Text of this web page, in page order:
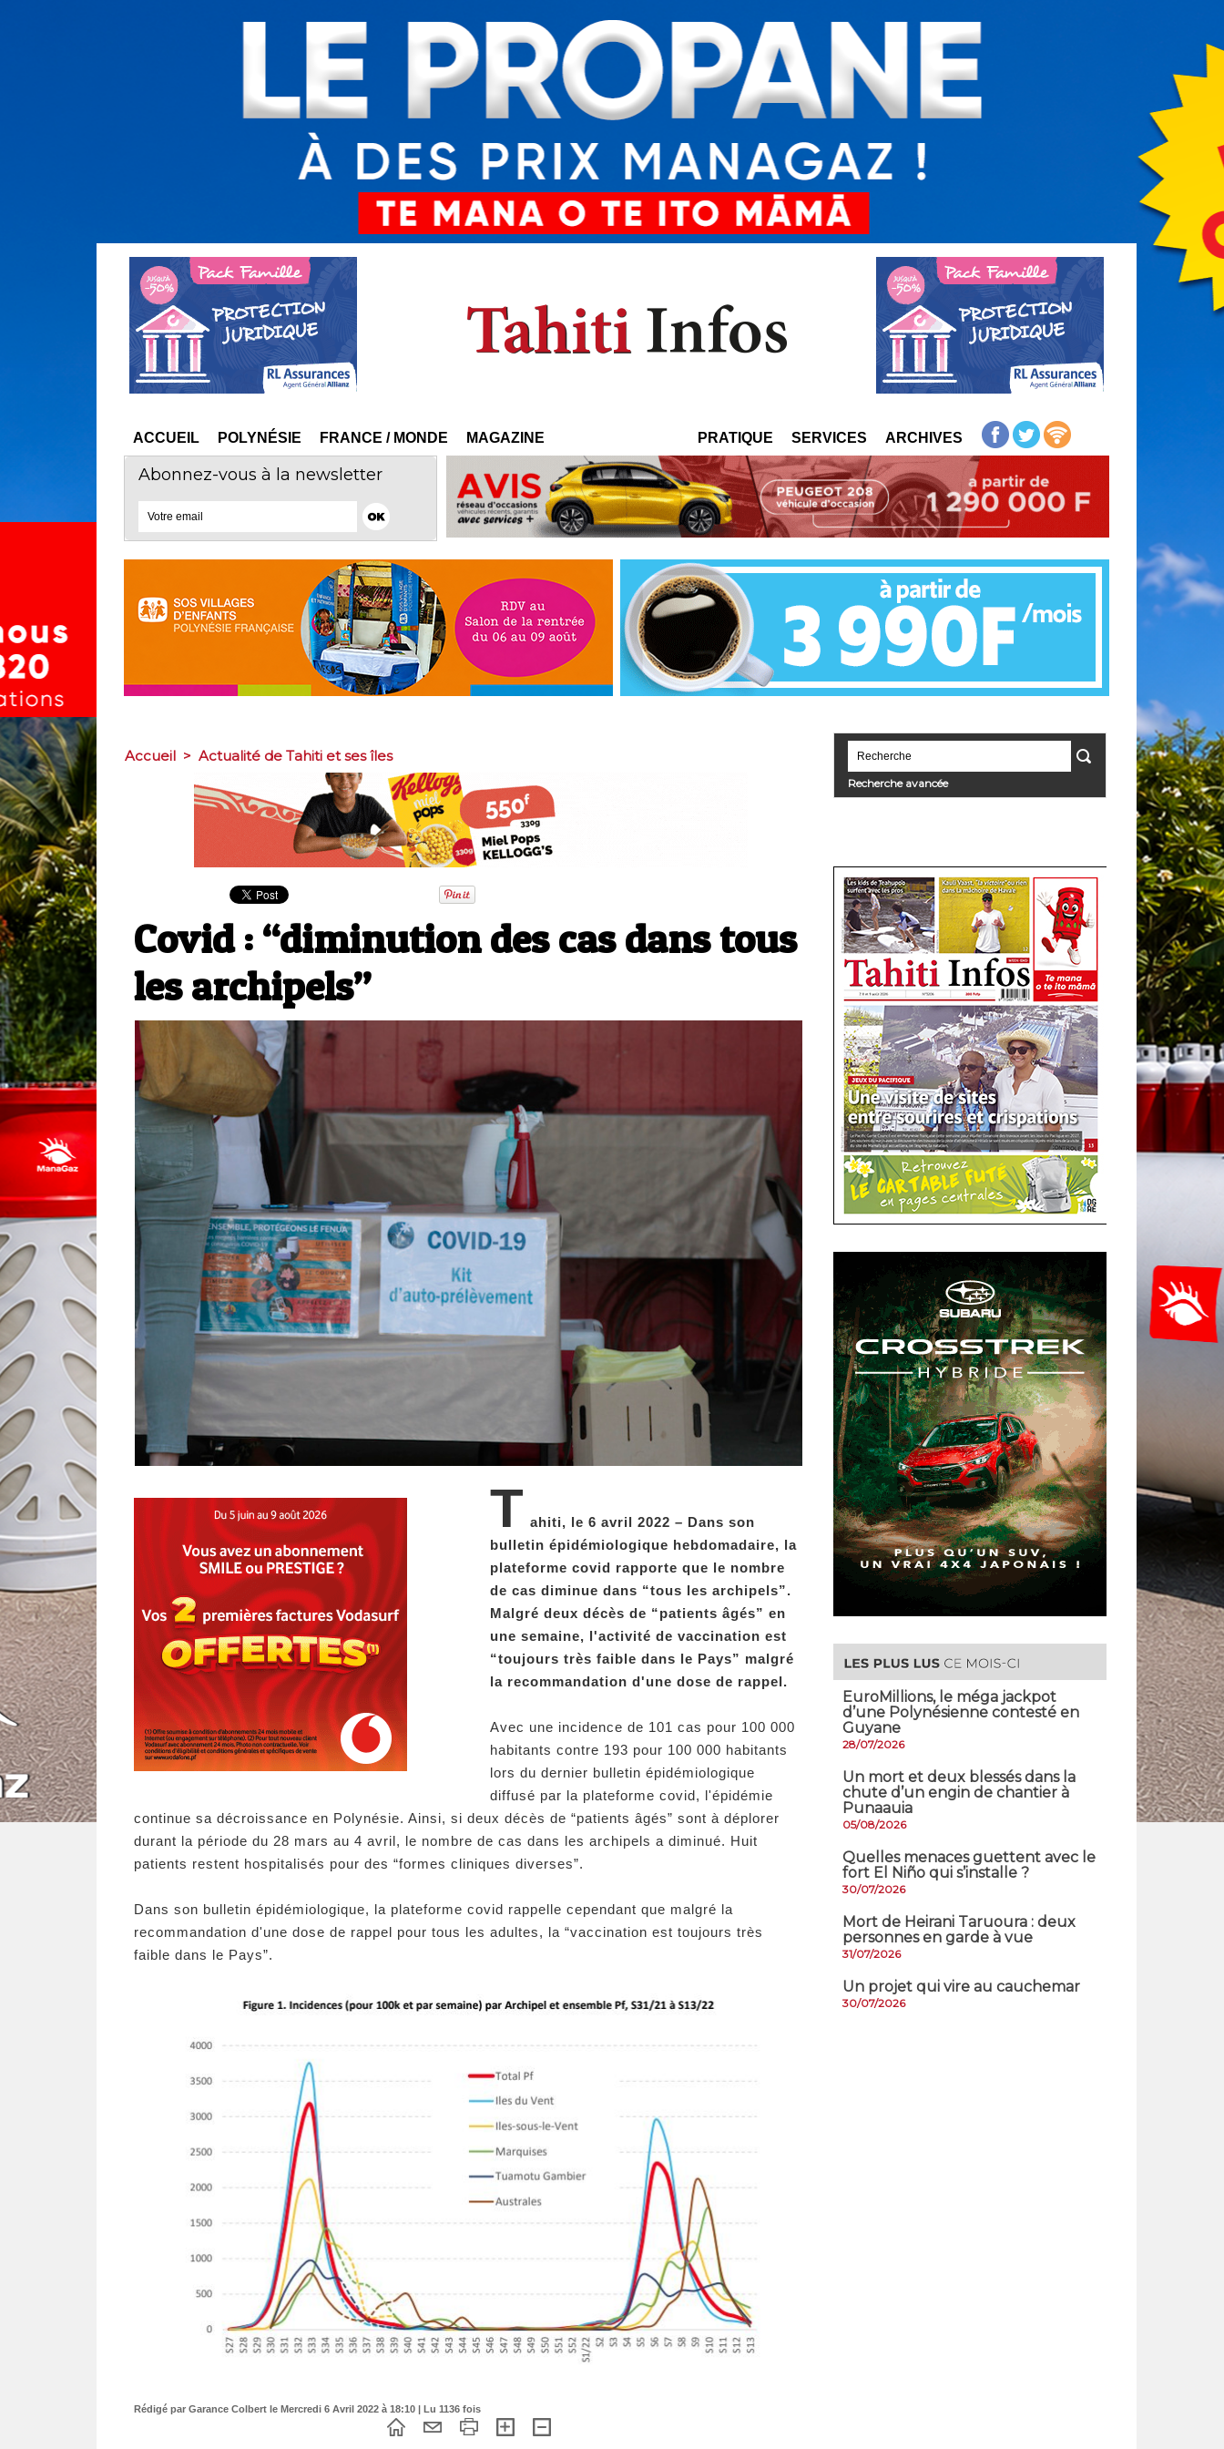
ACCUEIL POLYNÉSIE FRANCE / MONDE MAGAZINE PRATIQUE SERVICES ARCHIVES
Abonnez-vous à la newsletter
Accueil > Actualité de Tahiti et ses îles
​Covid : “diminution des cas dans tous
les archipels”
T ahiti, le 6 avril 2022 – Dans son
bulletin épidémiologique hebdomadaire, la
plateforme covid rapporte que le nombre
de cas diminue dans “tous les archipels”.
Malgré deux décès de “patients âgés” en
une semaine, l'activité de vaccination est
“toujours très faible dans le Pays” malgré
la recommandation d'une dose de rappel.
Avec une incidence de 101 cas pour 100 000
habitants contre 193 pour 100 000 habitants
lors du dernier bulletin épidémiologique
diffusé par la plateforme covid, l'épidémie
continue sa décroissance en Polynésie. Ainsi, si deux décès de “patients âgés” sont à déplorer
durant la période du 28 mars au 4 avril, le nombre de cas dans les archipels a diminué. Huit
patients restent hospitalisés pour des “formes cliniques diverses”.
Dans son bulletin épidémiologique, la plateforme covid rappelle cependant que malgré la
recommandation d'une dose de rappel pour tous les adultes, la “vaccination est toujours très
faible dans le Pays”.
Rédigé par Garance Colbert le Mercredi 6 Avril 2022 à 18:10 | Lu 1136 fois
Recherche avancée
EuroMillions, ​le méga jackpot
d’une Polynésienne contesté en
Guyane
28/07/2026
​Un mort et deux blessés dans la
chute d’un engin de chantier à
Punaauia
05/08/2026
Quelles menaces guettent avec le
fort El Niño qui s’installe ?
30/07/2026
Mort de Heirani Taruoura : deux
personnes en garde à vue
31/07/2026
Un projet qui vire au cauchemar
30/07/2026